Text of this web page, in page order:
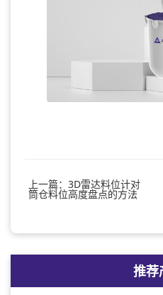
上一篇：3D雷达料位计对
筒仓料位高度盘点的方法
推荐